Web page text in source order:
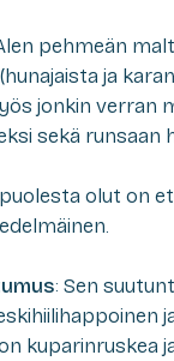
pehmeän
ja
jonkin verran
sekä runsaan
olut on
: Sen
kuparinruskea